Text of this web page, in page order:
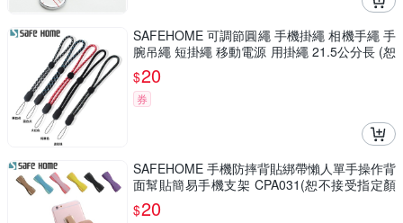
SAFEHOME 可調節圓繩 手機掛繩 相機手繩 手
腕吊繩 短掛繩 移動電源 用掛繩 21.5公分長 (恕
不接受指定顏色出貨) CPA026
$20
券
SAFEHOME 手機防摔背貼綁帶懶人單手操作背
面幫貼簡易手機支架 CPA031(恕不接受指定顏
色出貨)
$20